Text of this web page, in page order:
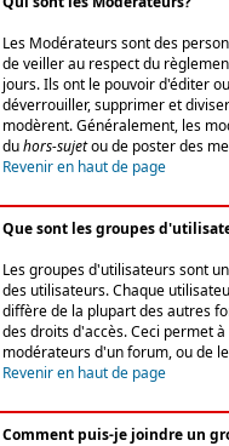
Les Modérateurs sont des
de veiller au respect du
jours. Ils ont le pouvoir d'éditer
déverrouiller, supprimer et
modèrent. Généralement, les
duhors-sujetou de poster des
Revenir en haut de page
Que sont les groupes
Les groupes d'utilisateurs sont
des utilisateurs. Chaque
diffère de la plupart des autres
des droits d'accès. Ceci permet
modérateurs d'un forum, ou de
Revenir en haut de page
Comment puis-je joindre un